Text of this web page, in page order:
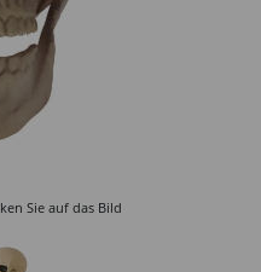
Sie auf das Bild